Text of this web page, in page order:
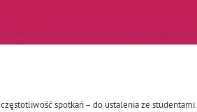
częstotliwość spotkań – do ustalenia ze studentami.